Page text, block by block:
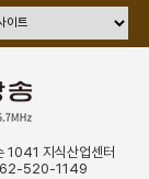
1041 지식산업센터
520-1149